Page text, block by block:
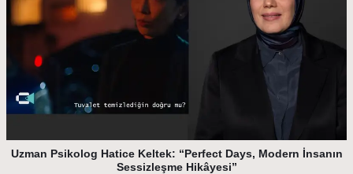
Uzman Psikolog Hatice Keltek: “Perfect Days, Modern İnsanın
Sessizleşme Hikâyesi”